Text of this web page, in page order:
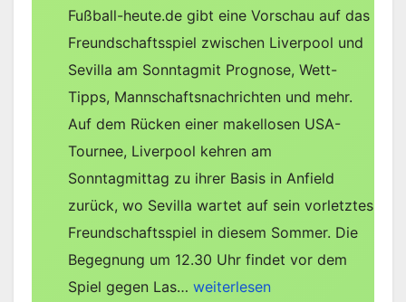
Fußball-heute.de gibt eine Vorschau auf das
Freundschaftsspiel zwischen Liverpool und
Sevilla am Sonntagmit Prognose, Wett-
Tipps, Mannschaftsnachrichten und mehr.
Auf dem Rücken einer makellosen USA-
Tournee, Liverpool kehren am
Sonntagmittag zu ihrer Basis in Anfield
zurück, wo Sevilla wartet auf sein vorletztes
Freundschaftsspiel in diesem Sommer. Die
Begegnung um 12.30 Uhr findet vor dem
Spiel gegen Las… Liverpool
weiterlesen